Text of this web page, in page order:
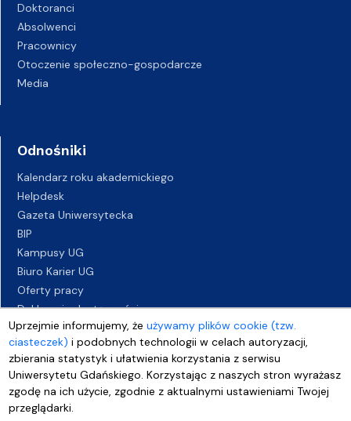
Uprzejmie informujemy, żeużywamy plików cookie (tzw.
ciasteczek) i podobnych technologii w celach autoryzacji,
zbierania statystyk i ułatwienia korzystania z serwisu
Uniwersytetu Gdańskiego. Korzystając z naszych stron wyrażasz
zgodę na ich użycie, zgodnie z aktualnymi ustawieniami Twojej
przeglądarki.
Doktoranci
Absolwenci
Pracownicy
Otoczenie społeczno-gospodarcze
Media
Odnośniki
Kalendarz roku akademickiego
Helpdesk
Gazeta Uniwersytecka
BIP
Kampusy UG
Biuro Karier UG
Oferty pracy
Deklaracja dostępności